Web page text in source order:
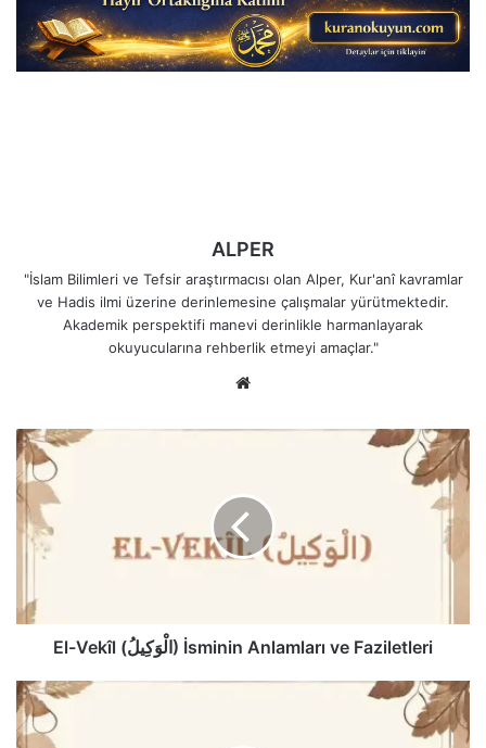
ALPER
"İslam Bilimleri ve Tefsir araştırmacısı olan Alper, Kur'anî kavramlar
ve Hadis ilmi üzerine derinlemesine çalışmalar yürütmektedir.
Akademik perspektifi manevi derinlikle harmanlayarak
okuyucularına rehberlik etmeyi amaçlar."
El-
Vekîl
(الْوَكِيلُ)
İsminin
Anlamları
ve
El-Vekîl (الْوَكِيلُ) İsminin Anlamları ve Faziletleri
El-
Metîn
(الْمَتِينُ)